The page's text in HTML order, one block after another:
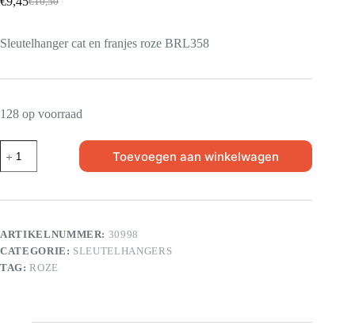
Sleutelhanger cat en franjes roze BRL358
128 op voorraad
Toevoegen aan winkelwagen
ARTIKELNUMMER: 30998
CATEGORIE: SLEUTELHANGERS
TAG:ROZE